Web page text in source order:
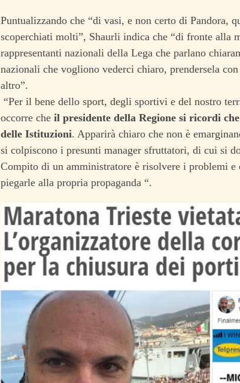
Puntualizzando che “di vasi, e non certo di Pandora,
scoperchiati molti”, Shaurli indica che “di fronte alla
rappresentanti nazionali della Lega che parlano
nazionali che vogliono vederci chiaro, prendersela
altro”.
“Per il bene dello sport, degli sportivi e del nostro
occorre che il presidente della Regione si ricordi
delle Istituzioni. Apparirà chiaro che non è
si colpiscono i presunti manager sfruttatori, di cui si
Compito di un amministratore è risolvere i problemi
piegarle alla propria propaganda “.